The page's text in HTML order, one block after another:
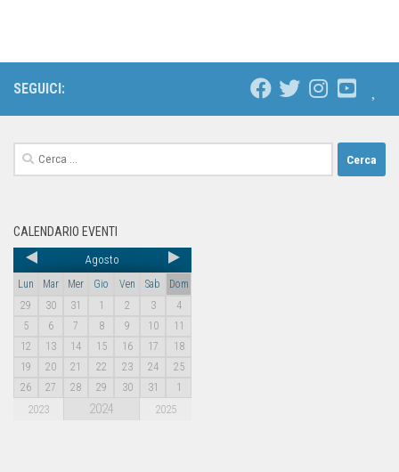
SEGUICI:
CALENDARIO EVENTI
Agosto
Lun Mar Mer Gio Ven Sab
Dom
29
30 31 1 2 3
4
5
6 7 8 9 10
11
12
13 14 15 16 17
18
19
20 21 22 23 24
25
26
27 28 29 30 31 1
2023 2024 2025